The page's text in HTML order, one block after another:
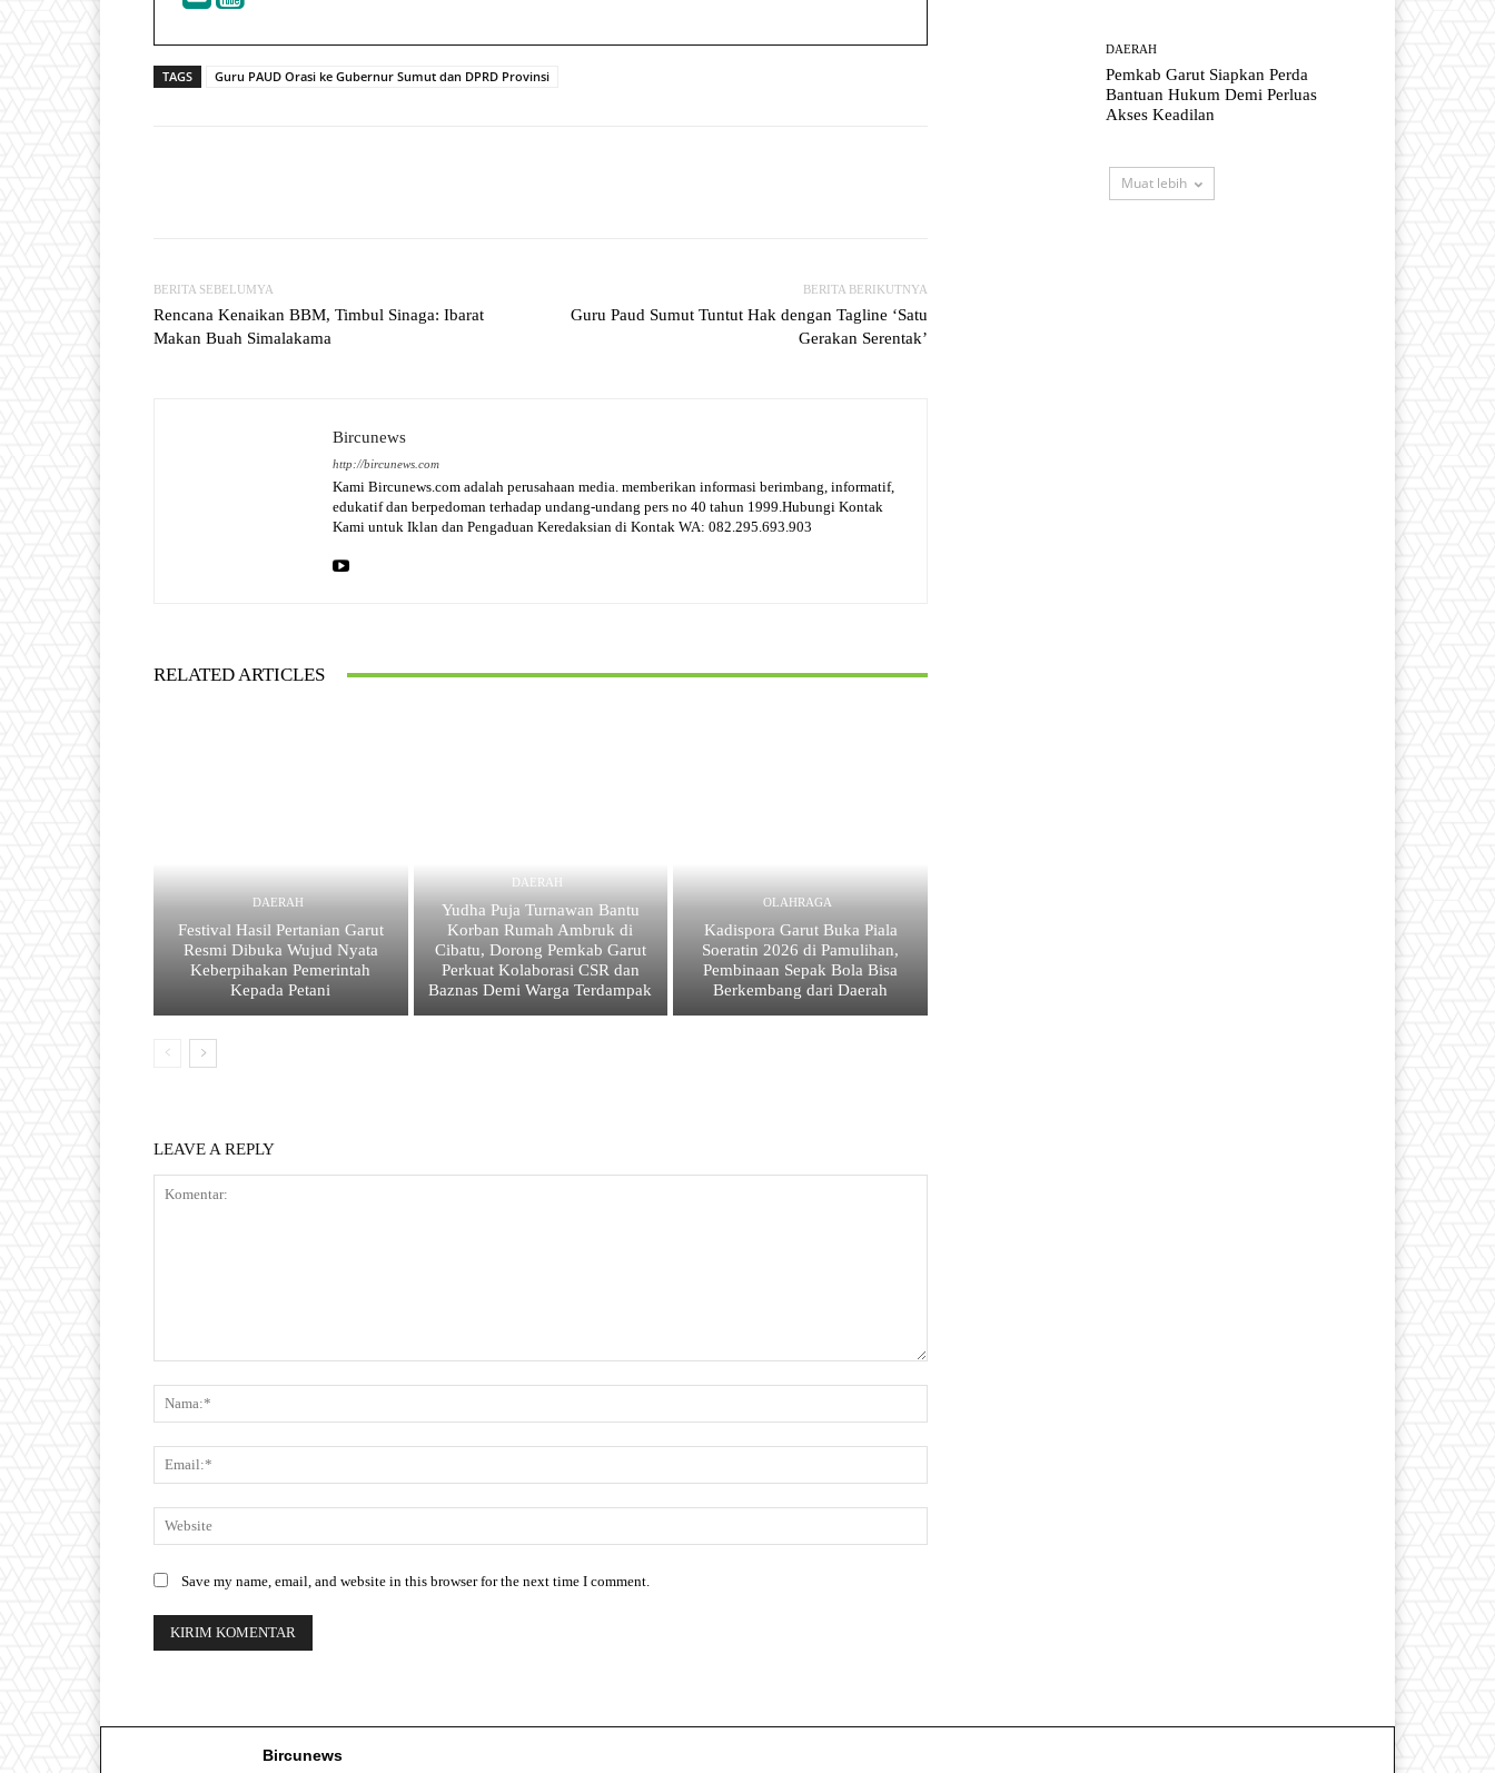
TAGS Guru PAUD Orasi ke Gubernur Sumut dan DPRD Provinsi
BERITA SEBELUMYA
Rencana Kenaikan BBM, Timbul Sinaga: Ibarat
Makan Buah Simalakama
BERITA BERIKUTNYA
Guru Paud Sumut Tuntut Hak dengan Tagline ‘Satu
Gerakan Serentak’
Bircunews
http://bircunews.com
Kami Bircunews.com adalah perusahaan media. memberikan informasi berimbang, informatif,
edukatif dan berpedoman terhadap undang-undang pers no 40 tahun 1999.Hubungi Kontak
Kami untuk Iklan dan Pengaduan Keredaksian di Kontak WA: 082.295.693.903
RELATED ARTICLES
DAERAH
Festival Hasil Pertanian Garut
Resmi Dibuka Wujud Nyata
Keberpihakan Pemerintah
Kepada Petani
DAERAH
Yudha Puja Turnawan Bantu
Korban Rumah Ambruk di
Cibatu, Dorong Pemkab Garut
Perkuat Kolaborasi CSR dan
Baznas Demi Warga Terdampak
OLAHRAGA
Kadispora Garut Buka Piala
Soeratin 2026 di Pamulihan,
Pembinaan Sepak Bola Bisa
Berkembang dari Daerah
LEAVE A REPLY
Save my name, email, and website in this browser for the next time I comment.
DAERAH
Pemkab Garut Siapkan Perda
Bantuan Hukum Demi Perluas
Akses Keadilan
Muat lebih
Bircunews